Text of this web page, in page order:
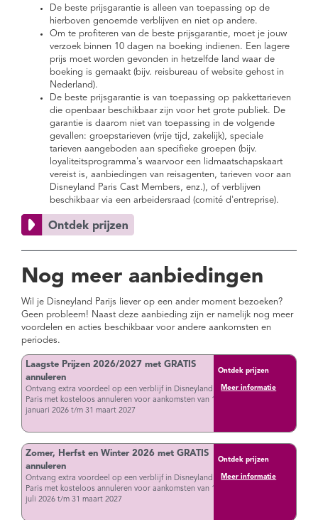
De beste prijsgarantie is alleen van toepassing op de
hierboven genoemde verblijven en niet op andere.
Om te profiteren van de beste prijsgarantie, moet je jouw
verzoek binnen 10 dagen na boeking indienen. Een lagere
prijs moet worden gevonden in hetzelfde land waar de
boeking is gemaakt (bijv. reisbureau of website gehost in
Nederland).
De beste prijsgarantie is van toepassing op pakkettarieven
die openbaar beschikbaar zijn voor het grote publiek. De
garantie is daarom niet van toepassing in de volgende
gevallen: groepstarieven (vrije tijd, zakelijk), speciale
tarieven aangeboden aan specifieke groepen (bijv.
loyaliteitsprogramma's waarvoor een lidmaatschapskaart
vereist is, aanbiedingen van reisagenten, tarieven voor aan
Disneyland Paris Cast Members, enz.), of verblijven
beschikbaar via een arbeidersraad (comité d'entreprise).
Nog meer aanbiedingen
Wil je Disneyland Parijs liever op een ander moment bezoeken?
Geen probleem! Naast deze aanbieding zijn er namelijk nog meer
voordelen en acties beschikbaar voor andere aankomsten en
periodes.
Laagste Prijzen 2026/2027 met GRATIS
annuleren
Ontvang extra voordeel op een verblijf in Disneyland
Paris met kosteloos annuleren voor aankomsten van 1
januari 2026 t/m 31 maart 2027
Ontdek prijzen
Meer informatie
Zomer, Herfst en Winter 2026 met GRATIS
annuleren
Ontvang extra voordeel op een verblijf in Disneyland
Paris met kosteloos annuleren voor aankomsten van 1
juli 2026 t/m 31 maart 2027
Ontdek prijzen
Meer informatie